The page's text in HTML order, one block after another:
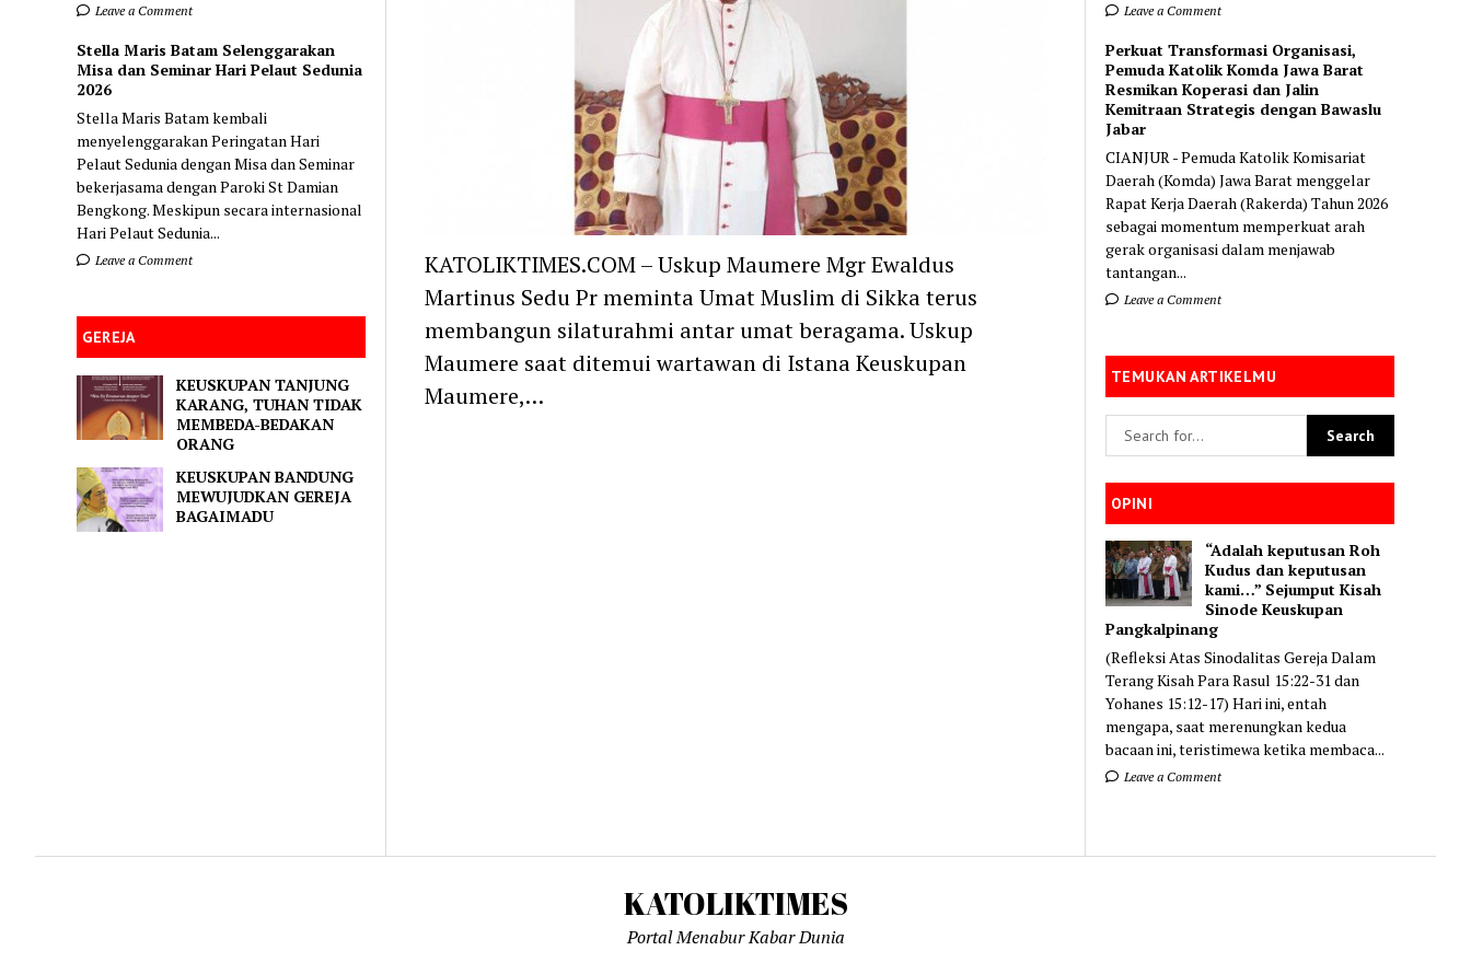
Leave a Comment
Stella Maris Batam Selenggarakan
Misa dan Seminar Hari Pelaut Sedunia
2026
Stella Maris Batam kembali
menyelenggarakan Peringatan Hari
Pelaut Sedunia dengan Misa dan Seminar
bekerjasama dengan Paroki St Damian
Bengkong. Meskipun secara internasional
Hari Pelaut Sedunia...
Leave a Comment
GEREJA
KEUSKUPAN TANJUNG
KARANG, TUHAN TIDAK
MEMBEDA-BEDAKAN
ORANG
KEUSKUPAN BANDUNG
MEWUJUDKAN GEREJA
BAGAIMADU
KATOLIKTIMES.COM – Uskup Maumere Mgr Ewaldus
Martinus Sedu Pr meminta Umat Muslim di Sikka terus
membangun silaturahmi antar umat beragama. Uskup
Maumere saat ditemui wartawan di Istana Keuskupan
Maumere,…
Leave a Comment
Perkuat Transformasi Organisasi,
Pemuda Katolik Komda Jawa Barat
Resmikan Koperasi dan Jalin
Kemitraan Strategis dengan Bawaslu
Jabar
CIANJUR - Pemuda Katolik Komisariat
Daerah (Komda) Jawa Barat menggelar
Rapat Kerja Daerah (Rakerda) Tahun 2026
sebagai momentum memperkuat arah
gerak organisasi dalam menjawab
tantangan...
Leave a Comment
TEMUKAN ARTIKELMU
OPINI
“Adalah keputusan Roh
Kudus dan keputusan
kami…” Sejumput Kisah
Sinode Keuskupan
Pangkalpinang
(Refleksi Atas Sinodalitas Gereja Dalam
Terang Kisah Para Rasul 15:22-31 dan
Yohanes 15:12-17) Hari ini, entah
mengapa, saat merenungkan kedua
bacaan ini, teristimewa ketika membaca...
Leave a Comment
KATOLIKTIMES
Portal Menabur Kabar Dunia